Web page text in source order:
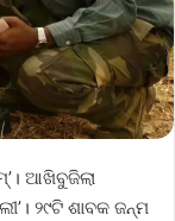
ଆଖିବୁଜିଲା
୨୯ଟି ଶାବକ ଜନ୍ମ